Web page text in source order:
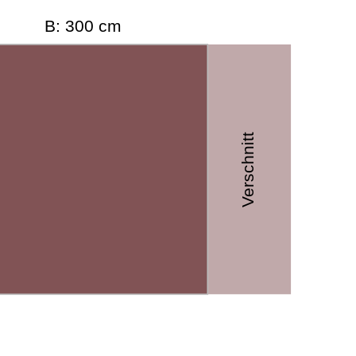
B: 300 cm
Verschnitt